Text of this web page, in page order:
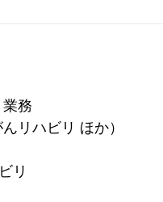
務
リハビリ ほか）
リ